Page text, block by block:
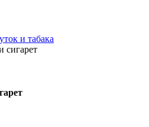
и табака
сигарет